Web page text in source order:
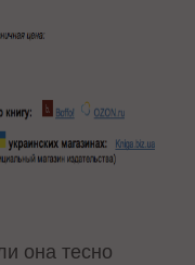
она тесно